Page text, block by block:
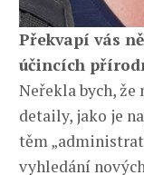
Překvapí vás
účincích
Neřekla bych, že
detaily, jako je
těm
vyhledání